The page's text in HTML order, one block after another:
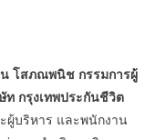
โสภณพนิช กรรมการผู้
กรุงเทพประกันชีวิต
ผู้บริหาร และพนักงาน